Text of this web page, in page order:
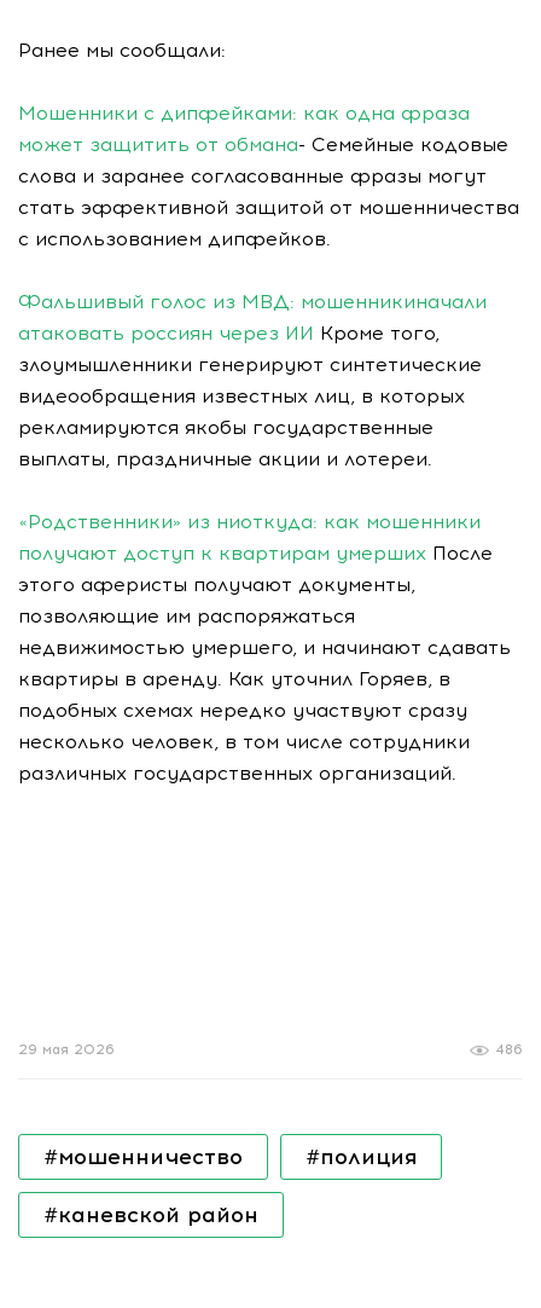
Ранее мы сообщали:
Мошенники с дипфейками: как одна фраза
может защитить от обмана- Семейные кодовые
слова и заранее согласованные фразы могут
стать эффективной защитой от мошенничества
с использованием дипфейков.
Фальшивый голос из МВД: мошенникиначали
атаковать россиян через ИИ Кроме того,
злоумышленники генерируют синтетические
видеообращения известных лиц, в которых
рекламируются якобы государственные
выплаты, праздничные акции и лотереи.
«Родственники» из ниоткуда: как мошенники
получают доступ к квартирам умерших После
этого аферисты получают документы,
позволяющие им распоряжаться
недвижимостью умершего, и начинают сдавать
квартиры в аренду. Как уточнил Горяев, в
подобных схемах нередко участвуют сразу
несколько человек, в том числе сотрудники
различных государственных организаций.
486
29 мая 2026
#мошенничество #полиция
#каневской район